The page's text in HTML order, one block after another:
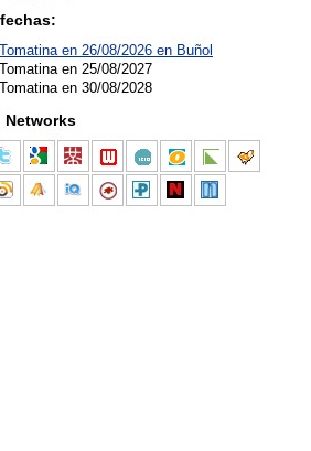
Tomatina en 26/08/2026 en Buñol
Tomatina en 25/08/2027
Tomatina en 30/08/2028
Networks